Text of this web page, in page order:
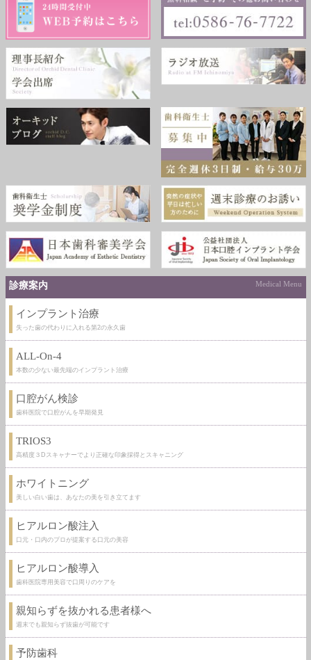
診療案内 Medical Menu
インプラント治療
失った歯の代わりに入れる第2の永久歯
ALL-On-4
本数の少ない最先端のインプラント治療
口腔がん検診
歯科医院で口腔がんを早期発見
TRIOS3
高精度３Dスキャナーでより正確な印象採得とスキャニング
ホワイトニング
美しい白い歯は、あなたの美を引き立てます
ヒアルロン酸注入
口元・口内のプロが提案する口元の美容
ヒアルロン酸導入
歯科医院専用美容で口周りのケアを
親知らずを抜かれる患者様へ
週末でも親知らず抜歯が可能です
予防歯科